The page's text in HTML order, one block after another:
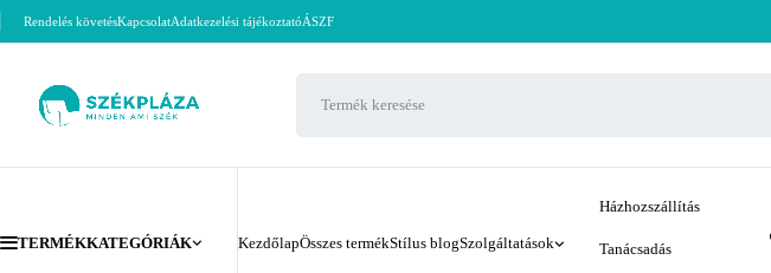
Rendelés követésKapcsolatAdatkezelési tájékoztatóÁSZF
TERMÉKKATEGÓRIÁK KezdőlapÖsszes termékStílus blogSzolgáltatások
Házhozszállítás
Tanácsadás